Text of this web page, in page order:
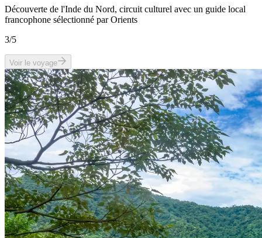
Découverte de l'Inde du Nord, circuit culturel avec un guide local
francophone sélectionné par Orients
3/5
Voir le voyage